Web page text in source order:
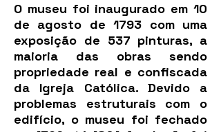
O museu foi inaugurado em 10
de agosto de 1793 com uma
exposição de 537 pinturas, a
maioria das obras sendo
propriedade real e confiscada
da Igreja Católica. Devido a
problemas estruturais com o
edifício, o museu foi fechado